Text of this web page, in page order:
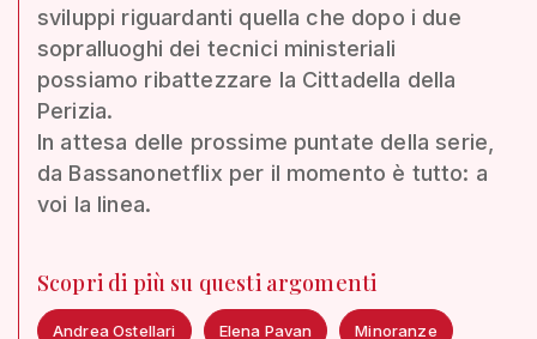
sviluppi riguardanti quella che dopo i due
sopralluoghi dei tecnici ministeriali
possiamo ribattezzare la Cittadella della
Perizia.
In attesa delle prossime puntate della serie,
da Bassanonetflix per il momento è tutto: a
voi la linea.
Scopri di più su questi argomenti
Andrea Ostellari Elena Pavan Minoranze